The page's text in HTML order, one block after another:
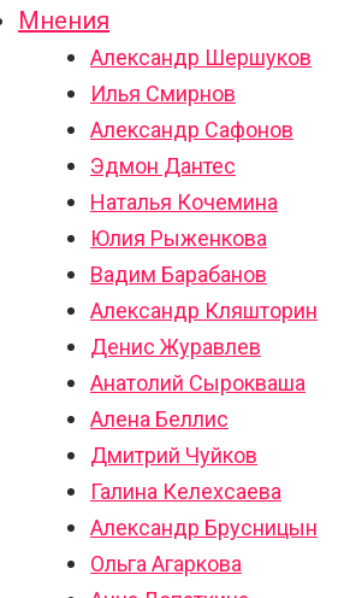
Мнения
Александр Шершуков
Илья Смирнов
Александр Сафонов
Эдмон Дантес
Наталья Кочемина
Юлия Рыженкова
Вадим Барабанов
Александр Кляшторин
Денис Журавлев
Анатолий Сырокваша
Алена Беллис
Дмитрий Чуйков
Галина Келехсаева
Александр Брусницын
Ольга Агаркова